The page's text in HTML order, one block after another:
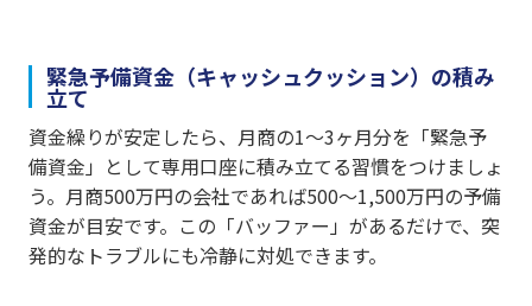
緊急予備資金（キャッシュクッション）の積み
立て
資金繰りが安定したら、月商の1〜3ヶ月分を「緊急予
備資金」として専用口座に積み立てる習慣をつけましょ
う。月商500万円の会社であれば500〜1,500万円の予備
資金が目安です。この「バッファー」があるだけで、突
発的なトラブルにも冷静に対処できます。